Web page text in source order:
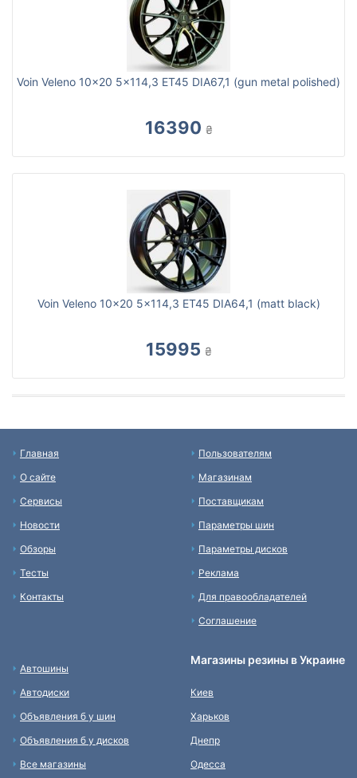
Voin Veleno 10x20 5x114,3 ET45 DIA67,1 (gun metal polished)
16390 ₴
Voin Veleno 10x20 5x114,3 ET45 DIA64,1 (matt black)
15995 ₴
Главная
О сайте
Сервисы
Новости
Обзоры
Тесты
Контакты
Пользователям
Магазинам
Поставщикам
Параметры шин
Параметры дисков
Реклама
Для правообладателей
Соглашение
Автошины
Автодиски
Объявления б у шин
Объявления б у дисков
Все магазины
Магазины резины в Украине
Киев
Харьков
Днепр
Одесса